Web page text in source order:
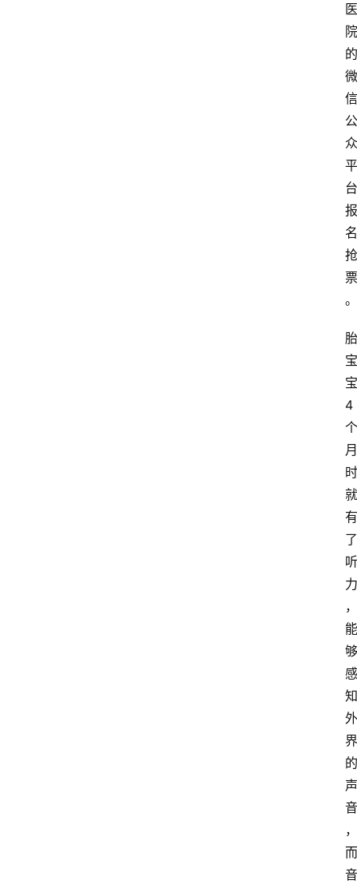
医
院
的
微
信
公
众
平
台
报
名
抢
票
。
胎
宝
宝
4
个
月
时
就
有
了
听
力
，
能
够
感
知
外
界
的
声
音
，
而
音